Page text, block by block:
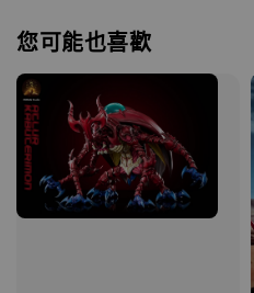
您可能也喜歡